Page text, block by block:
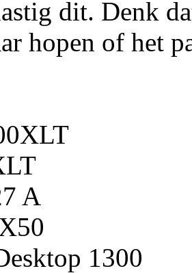
dit. Denk
hopen of het
A
1300